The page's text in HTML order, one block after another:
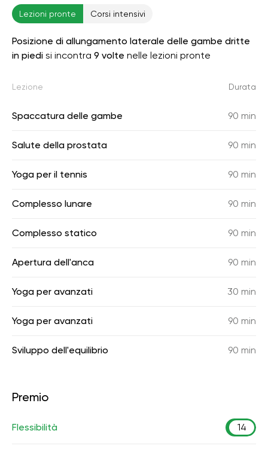
Lezioni pronte Corsi intensivi
Posizione di allungamento laterale delle gambe dritte
in piedi si incontra 9 volte nelle lezioni pronte
Lezione Durata
Spaccatura delle gambe 90 min
Salute della prostata 90 min
Yoga per il tennis 90 min
Complesso lunare 90 min
Complesso statico 90 min
Apertura dell'anca 90 min
Yoga per avanzati 30 min
Yoga per avanzati 90 min
Sviluppo dell'equilibrio 90 min
Premio
Flessibilità 14